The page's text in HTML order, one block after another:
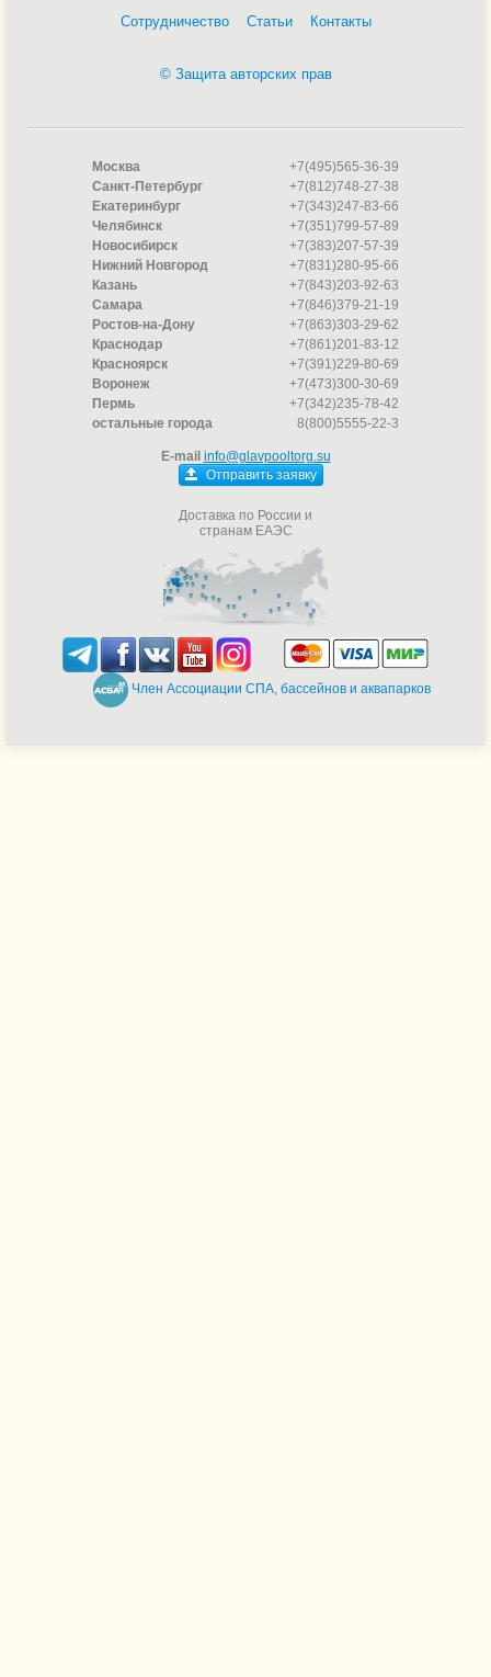
Сотрудничество Статьи Контакты
© Защита авторских прав
Москва
+7(495)565-36-39
Санкт-Петербург
+7(812)748-27-38
Екатеринбург
+7(343)247-83-66
Челябинск
+7(351)799-57-89
Новосибирск
+7(383)207-57-39
Нижний Новгород
+7(831)280-95-66
Казань
+7(843)203-92-63
Самара
+7(846)379-21-19
Ростов-на-Дону
+7(863)303-29-62
Краснодар
+7(861)201-83-12
Красноярск
+7(391)229-80-69
Воронеж
+7(473)300-30-69
Пермь
+7(342)235-78-42
остальные города
8(800)5555-22-3
E-mail info@glavpooltorg.su
Отправить заявку
Доставка по России и
странам ЕАЭС
Член Ассоциации СПА, бассейнов и аквапарков